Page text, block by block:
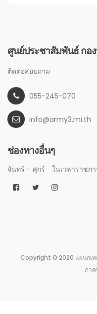
ศูนย์ประชาสัมพันธ์ กอ
ติดต่อสอบถาม
055-245-070
info@army3.mi.th
ช่องทางอื่นๆ
จันทร์ - ศุกร์ ในเวลาราชก
Copyright © 2020 แผนกเท
ภาค